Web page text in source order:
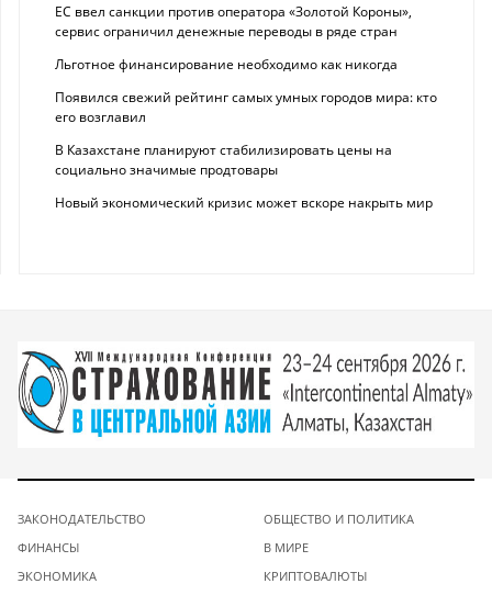
ЕС ввел санкции против оператора «Золотой Короны»,
сервис ограничил денежные переводы в ряде стран
Льготное финансирование необходимо как никогда
Появился свежий рейтинг самых умных городов мира: кто
его возглавил
В Казахстане планируют стабилизировать цены на
социально значимые продтовары
Новый экономический кризис может вскоре накрыть мир
ЗАКОНОДАТЕЛЬСТВО
ФИНАНСЫ
ЭКОНОМИКА
ОБЩЕСТВО И ПОЛИТИКА
В МИРЕ
КРИПТОВАЛЮТЫ